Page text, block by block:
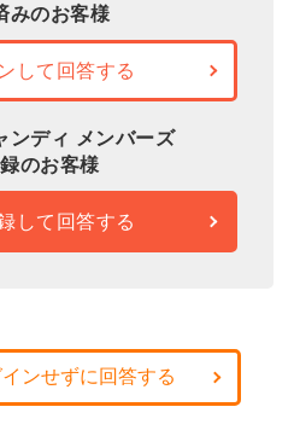
みのお客様
して回答する
ンディ メンバーズ
のお客様
して回答する
ンせずに回答する